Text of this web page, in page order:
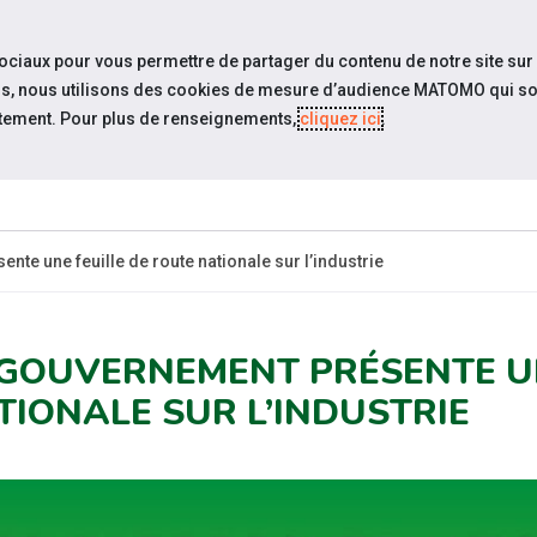
QUI SOMMES-
une feuille de route nationale sur l’industrie
PRÉSENTE
SUR L’INDUSTRIE
pour vous permettre de partager du contenu de notre site sur
nous utilisons des cookies de mesure d’audience MATOMO qui
Pour plus de renseignements,cliquez ici.